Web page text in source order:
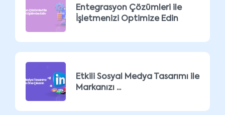
Entegrasyon Çözümleri ile
İşletmenizi Optimize Edin
Etkili Sosyal Medya Tasarımı ile
Markanızı ...